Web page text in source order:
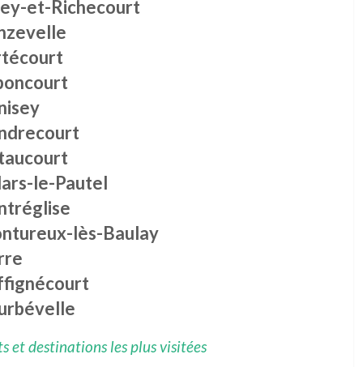
et-Richecourt
le-Pautel
lès-Baulay
et destinations les plus visitées